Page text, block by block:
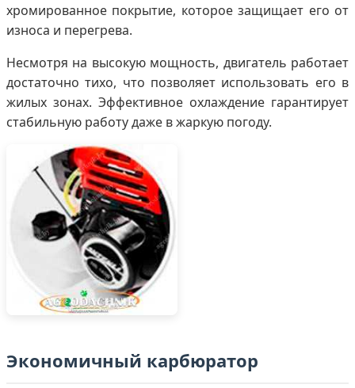
хромированное покрытие, которое защищает его от
износа и перегрева.
Несмотря на высокую мощность, двигатель работает
достаточно тихо, что позволяет использовать его в
жилых зонах. Эффективное охлаждение гарантирует
стабильную работу даже в жаркую погоду.
Экономичный карбюратор